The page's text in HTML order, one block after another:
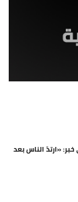
«ارتدّ الناس بعد